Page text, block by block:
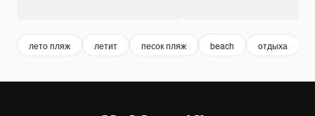
лето пляж летит песок пляж beach отдыха